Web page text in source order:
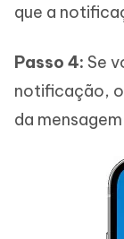
que a
Passo 4: Se
notificação,
da